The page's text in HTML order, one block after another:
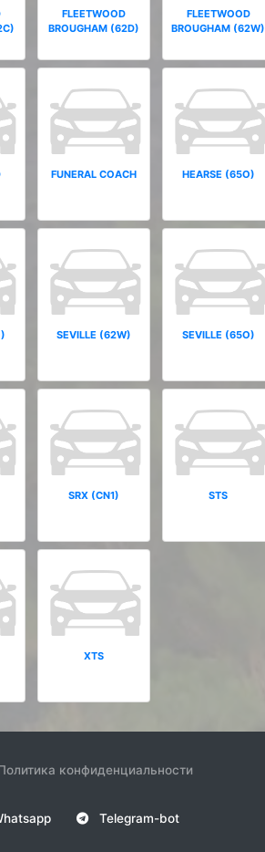
FLEETWOOD
BROUGHAM (62D)
FLEETWOOD
BROUGHAM (62W)
FUNERAL COACH HEARSE (65O)
SEVILLE (62W) SEVILLE (65O)
SRX (CN1) STS
XTS
конфиденциальности
Telegram-bot